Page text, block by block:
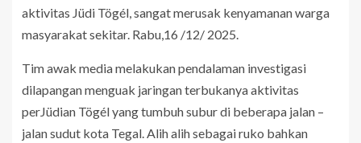
aktivitas Jüdi Tögél, sangat merusak kenyamanan warga
masyarakat sekitar. Rabu,16 /12/ 2025.
Tim awak media melakukan pendalaman investigasi
dilapangan menguak jaringan terbukanya aktivitas
perJüdian Tögél yang tumbuh subur di beberapa jalan –
jalan sudut kota Tegal. Alih alih sebagai ruko bahkan